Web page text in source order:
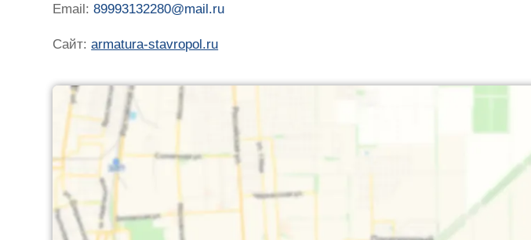
Email:89993132280@mail.ru
Сайт:armatura-stavropol.ru